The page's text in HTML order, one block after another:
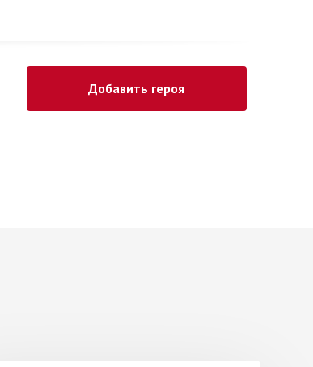
Добавить героя